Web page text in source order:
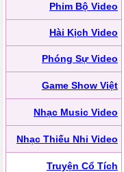
Phim Bộ Video
Hài Kịch Video
Phóng Sự Video
Game Show Việt
Nhạc Music Video
Nhạc Thiếu Nhi Video
Truyện Cổ Tích